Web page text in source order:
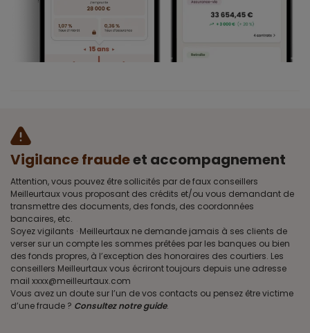
Vigilance fraudeet accompagnement
Attention, vous pouvez être sollicités par de faux conseillers
Meilleurtaux vous proposant des crédits et/ou vous demandant de
transmettre des documents, des fonds, des coordonnées
bancaires, etc.
Soyez vigilants · Meilleurtaux ne demande jamais à ses clients de
verser sur un compte les sommes prêtées par les banques ou bien
des fonds propres, à l’exception des honoraires des courtiers. Les
conseillers Meilleurtaux vous écriront toujours depuis une adresse
mail xxxx@meilleurtaux.com
Vous avez un doute sur l’un de vos contacts ou pensez être victime
d’une fraude ? Consultez notre guide.